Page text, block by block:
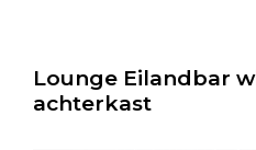
Lounge Eilandbar
achterkast